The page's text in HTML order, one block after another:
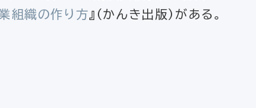
組織の作り方 』（かんき出版）がある。